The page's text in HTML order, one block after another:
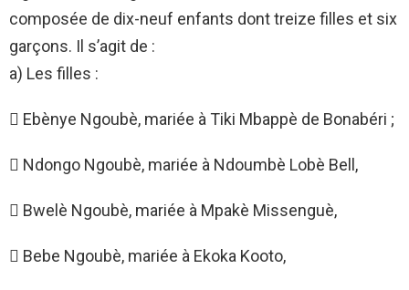
composée de dix-neuf enfants dont treize filles et six
garçons. Il s’agit de :
a) Les filles :
 Ebènye Ngoubè, mariée à Tiki Mbappè de Bonabéri ;
 Ndongo Ngoubè, mariée à Ndoumbè Lobè Bell,
 Bwelè Ngoubè, mariée à Mpakè Missenguè,
 Bebe Ngoubè, mariée à Ekoka Kooto,